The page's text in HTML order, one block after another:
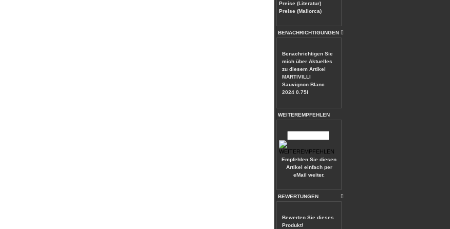
Preise (Literatur)
Preise (Mallorca)
BENACHRICHTIGUNGEN
Benachrichtigen Sie
mich über Aktuelles
zu diesem Artikel
MARTIVILLI
Sauvignon Blanc
2024 0.75l
WEITEREMPFEHLEN
Empfehlen Sie diesen
Artikel einfach per
eMail weiter.
BEWERTUNGEN
Bewerten Sie dieses
Produkt!